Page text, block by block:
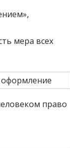
мера всех
право